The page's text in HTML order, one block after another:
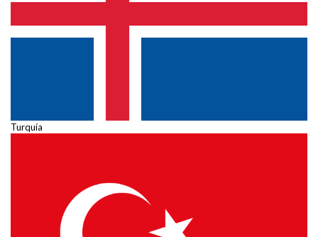
Turquía